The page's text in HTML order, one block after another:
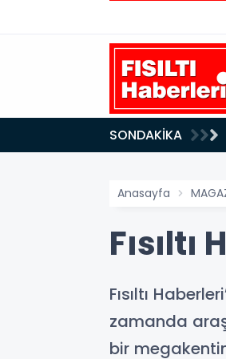
SONDAKİKA
Anasayfa
Fısıltı
zamanda
bir